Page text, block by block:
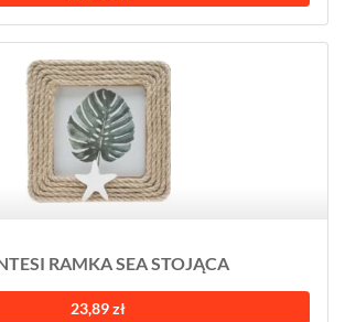
RAMKA SEA STOJĄCA
23,89 zł